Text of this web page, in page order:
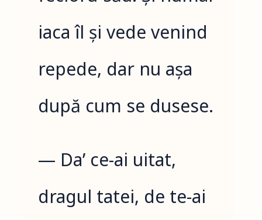
iaca îl și vede venind
repede, dar nu așa
după cum se dusese.
— Da’ ce-ai uitat,
dragul tatei, de te-ai